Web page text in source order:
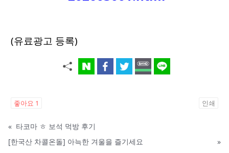
(유료광고 등록)
좋아요 1 인쇄
« 타코마 ㅎ 보석 먹방 후기
[한국산 차콜온돌] 아늑한 겨울을 즐기세요
»